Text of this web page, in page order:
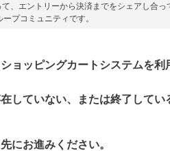
、エントリーから決済までをシェアし合っ
プコミュニティです。
ョッピングカートシステムを利
していない、または終了してい
にお進みください。